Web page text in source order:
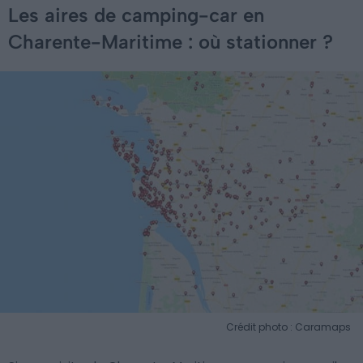
Les aires de camping-car en
Charente-Maritime : où stationner ?
Crédit photo : Caramaps